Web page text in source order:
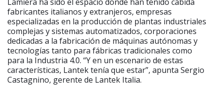
fabricantes italianos y extranjeros, empresas
especializadas en la producción de plantas industriales
complejas y sistemas automatizados, corporaciones
dedicadas a la fabricación de máquinas autónomas y
tecnologías tanto para fábricas tradicionales como
para la Industria 4.0. “Y en un escenario de estas
características, Lantek tenía que estar”, apunta Sergio
Castagnino, gerente de Lantek Italia.